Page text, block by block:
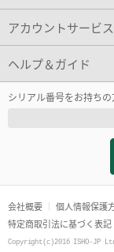
アカウントサービス
ヘルプ＆ガイド
シリアル番号をお持ちの
会社概要 個人情報保護
特定商取引法に基づく表記
Copyright(c)2016 ISHO-JP